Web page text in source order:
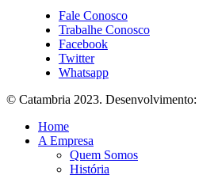
Fale Conosco
Trabalhe Conosco
Facebook
Twitter
Whatsapp
© Catambria 2023. Desenvolvimento:
Home
A Empresa
Quem Somos
História